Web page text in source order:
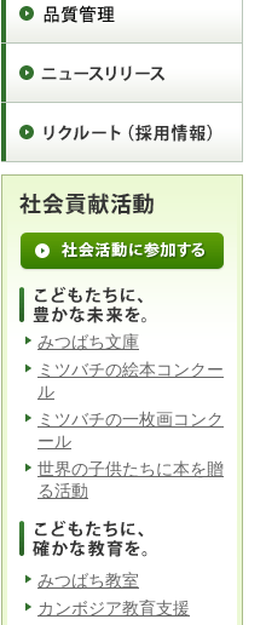
みつばち文庫
ミツバチの絵本コンクー
ル
ミツバチの一枚画コンク
ール
世界の子供たちに本を贈
る活動
みつばち教室
カンボジア教育支援